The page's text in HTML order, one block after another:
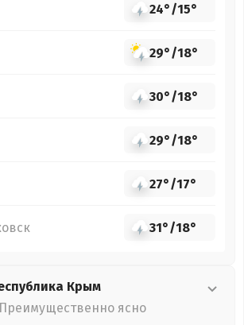
24°/15°
29°/18°
30°/18°
29°/18°
27°/17°
31°/18°
Крым
Преимущественно ясно